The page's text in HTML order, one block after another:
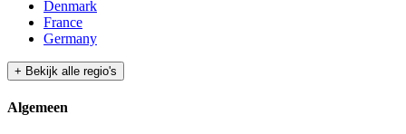
Denmark
France
Germany
+ Bekijk alle regio's
Algemeen